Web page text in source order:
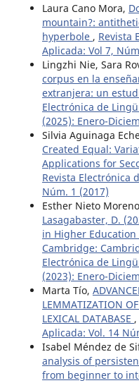
Laura Cano Mora,
mountain?:
hyperbole , Revista
Aplicada: Vol 7,
Lingzhi Nie, Sara
corpus en la
extranjera: un
Electrónica de
(2025): Enero-
Silvia Aguinaga
Created Equal:
Applications for
Revista Electrónica
Núm. 1 (2017)
Esther Nieto
Lasagabaster, D.
in Higher
Cambridge:
Electrónica de
(2023): Enero-
Marta Tío,
LEMMATIZATION
LEXICAL DATABASE ,
Aplicada: Vol. 14
Isabel Méndez de
analysis of
from beginner to